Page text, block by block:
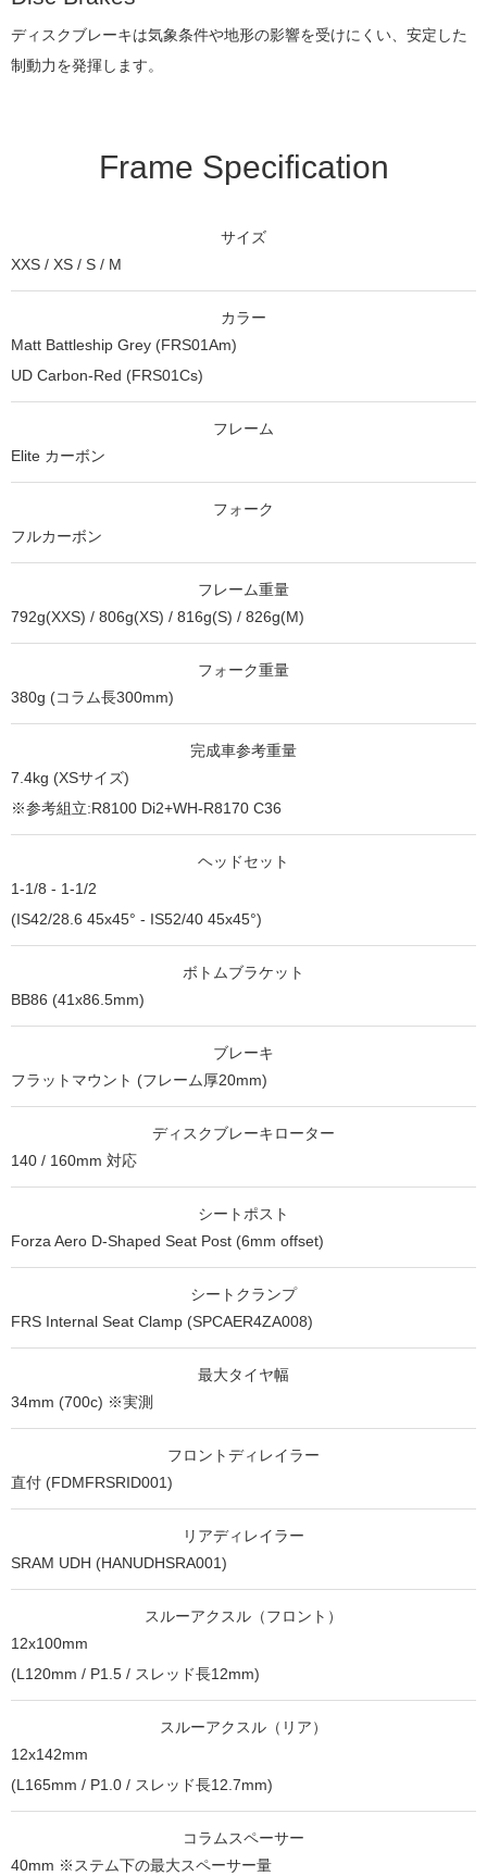
ディスクブレーキは気象条件や地形の影響を受けにくい、安定した
制動力を発揮します。
Frame Specification
サイズ
XXS / XS / S / M
カラー
Matt Battleship Grey (FRS01Am)
UD Carbon-Red (FRS01Cs)
フレーム
Elite カーボン
フォーク
フルカーボン
フレーム重量
792g(XXS) / 806g(XS) / 816g(S) / 826g(M)
フォーク重量
380g (コラム⻑300mm)
完成車参考重量
7.4kg (XSサイズ)
※参考組立:R8100 Di2+WH-R8170 C36
ヘッドセット
1-1/8 - 1-1/2
(IS42/28.6 45x45° - IS52/40 45x45°)
ボトムブラケット
BB86 (41x86.5mm)
ブレーキ
フラットマウント (フレーム厚20mm)
ディスクブレーキローター
140 / 160mm 対応
シートポスト
Forza Aero D-Shaped Seat Post (6mm offset)
シートクランプ
FRS Internal Seat Clamp (SPCAER4ZA008)
最大タイヤ幅
34mm (700c) ※実測
フロントディレイラー
直付 (FDMFRSRID001)
リアディレイラー
SRAM UDH (HANUDHSRA001)
スルーアクスル（フロント）
12x100mm
(L120mm / P1.5 / スレッド長12mm)
スルーアクスル（リア）
12x142mm
(L165mm / P1.0 / スレッド長12.7mm)
コラムスペーサー
40mm ※ステム下の最大スペーサー量